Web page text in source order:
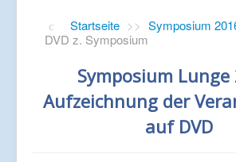
Startseite >> Symposium
DVD z. Symposium
Symposium Lunge
Aufzeichnung der
auf DVD